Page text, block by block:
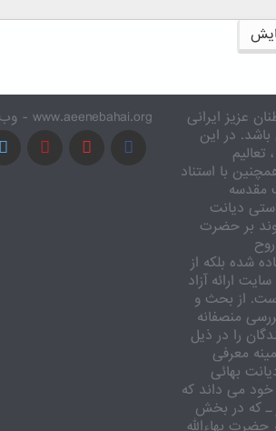
www.aeenebahai.org - وب سایت معرفی آئین بهائی به زبان فارسی
عزیز ایرانی
در این
با استناد
مقدسه
دیانت
بر حضرت
شده بلکه از
ارائه آزاد
از بحث و
منصفانه
را در ذیل
معرفی
بهائی
می داند که
ـ که در بخش
بهاءالله